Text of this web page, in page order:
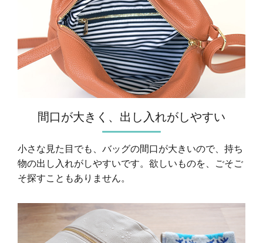
間口が大きく、出し入れがしやすい
小さな見た目でも、バッグの間口が大きいので、持ち
物の出し入れがしやすいです。欲しいものを、ごそご
そ探すこともありません。